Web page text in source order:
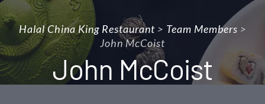
Halal China King Restaurant> Team Members >
John McCoist
John McCoist